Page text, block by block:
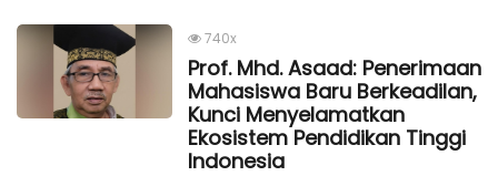
740x
Prof. Mhd. Asaad: Penerimaan
Mahasiswa Baru Berkeadilan,
Kunci Menyelamatkan
Ekosistem Pendidikan Tinggi
Indonesia